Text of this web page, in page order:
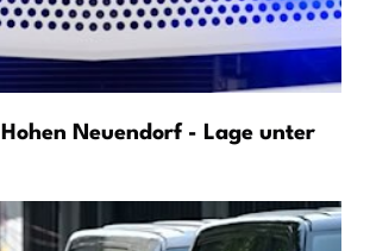
Neuendorf - Lage unter